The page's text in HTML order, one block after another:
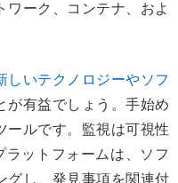
ワーク、コンテナ、およ
しいテクノロジーやソフ
が有益でしょう。手始め
ールです。監視は可視性
ラットフォームは、ソフ
グし、発見事項を関連付